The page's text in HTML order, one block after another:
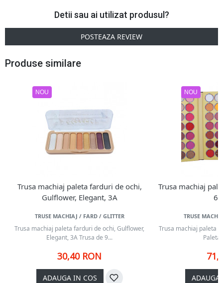
Detii sau ai utilizat produsul?
POSTEAZA REVIEW
Produse similare
NOU
Trusa machiaj paleta farduri de ochi,
Gulflower, Elegant, 3A
TRUSE MACHIAJ / FARD / GLITTER
Trusa machiaj paleta farduri de ochi, Gulflower,
Elegant, 3A Trusa de 9...
30,40 RON
ADAUGA IN COS
NOU
Trusa machiaj
TRUSE
Trusa machiaj paleta
Paleta
ADAUGA